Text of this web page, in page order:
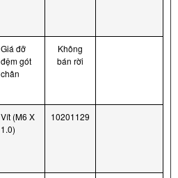
Giá đỡ
đệm gót
chân
Không
bán rời
Vít (M6 X
1.0)
10201129